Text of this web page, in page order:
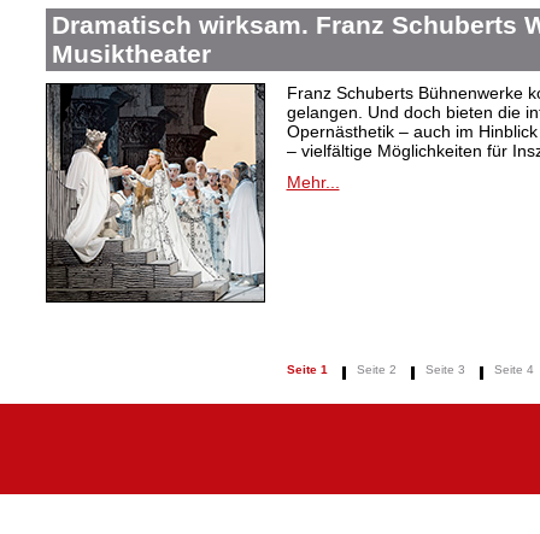
Dramatisch wirksam. Franz Schuberts
Musiktheater
Franz Schuberts Bühnenwerke
gelangen. Und doch bieten die
Opernästhetik – auch im
– vielfältige Möglichkeiten für
Mehr...
Seite 1 Seite 2 Seite 3 Seite 4